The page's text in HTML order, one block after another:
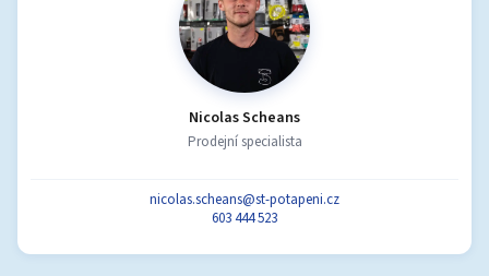
Nicolas Scheans
Prodejní specialista
nicolas.scheans@st-potapeni.cz
603 444 523